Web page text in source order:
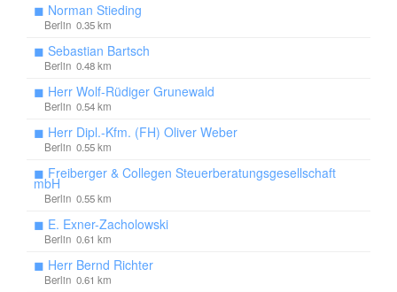
◼ Norman Stieding
Berlin 0.35 km
◼ Sebastian Bartsch
Berlin 0.48 km
◼ Herr Wolf-Rüdiger Grunewald
Berlin 0.54 km
◼ Herr Dipl.-Kfm. (FH) Oliver Weber
Berlin 0.55 km
◼ Freiberger & Collegen Steuerberatungsgesellschaft
mbH
Berlin 0.55 km
◼ E. Exner-Zacholowski
Berlin 0.61 km
◼ Herr Bernd Richter
Berlin 0.61 km